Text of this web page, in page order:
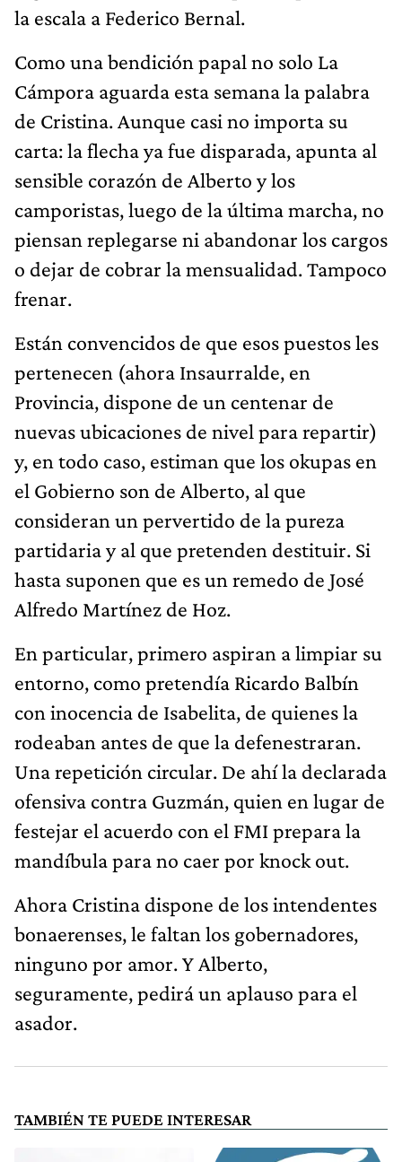
la escala a Federico Bernal.
Como una bendición papal no solo La
Cámpora aguarda esta semana la palabra
de Cristina. Aunque casi no importa su
carta: la flecha ya fue disparada, apunta al
sensible corazón de Alberto y los
camporistas, luego de la última marcha, no
piensan replegarse ni abandonar los cargos
o dejar de cobrar la mensualidad. Tampoco
frenar.
Están convencidos de que esos puestos les
pertenecen (ahora Insaurralde, en
Provincia, dispone de un centenar de
nuevas ubicaciones de nivel para repartir)
y, en todo caso, estiman que los okupas en
el Gobierno son de Alberto, al que
consideran un pervertido de la pureza
partidaria y al que pretenden destituir. Si
hasta suponen que es un remedo de José
Alfredo Martínez de Hoz.
En particular, primero aspiran a limpiar su
entorno, como pretendía Ricardo Balbín
con inocencia de Isabelita, de quienes la
rodeaban antes de que la defenestraran.
Una repetición circular. De ahí la declarada
ofensiva contra Guzmán, quien en lugar de
festejar el acuerdo con el FMI prepara la
mandíbula para no caer por knock out.
Ahora Cristina dispone de los intendentes
bonaerenses, le faltan los gobernadores,
ninguno por amor. Y Alberto,
seguramente, pedirá un aplauso para el
asador.
TAMBIÉN TE PUEDE INTERESAR